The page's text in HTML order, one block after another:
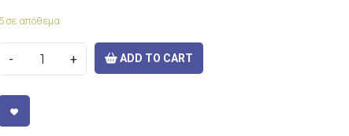
5 σε απόθεμα
ADD TO CART
VISIT LINK